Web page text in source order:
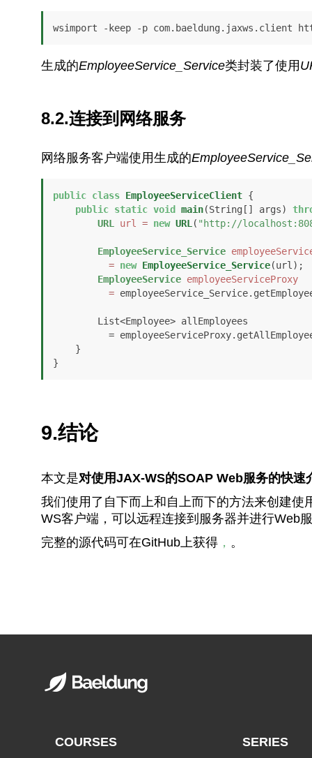
wsimport -keep -p com.baeldung.jaxws.client
生成的EmployeeService_Service类封装了使用
8.2.连接到网络服务
网络服务客户端使用生成的
public class EmployeeServiceClient {
public static void main(String[] args)
URL
url = new URL ( "http://
EmployeeService_Service
= new EmployeeService_Service(url);
EmployeeService employeeServiceProxy
=
}
9.结论
本文是对使用JAX-WS的SOAP Web服务的快速
我们使用了自下而上和自上而下的方法来创建
WS客户端，可以远程连接到服务器并进行Web
完整的源代码可在GitHub上获得， 。
COURSES SERIES